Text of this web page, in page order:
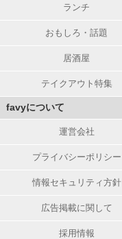
ランチ
おもしろ・話題
居酒屋
テイクアウト特集
favyについて
運営会社
プライバシーポリシー
情報セキュリティ方針
広告掲載に関して
採用情報